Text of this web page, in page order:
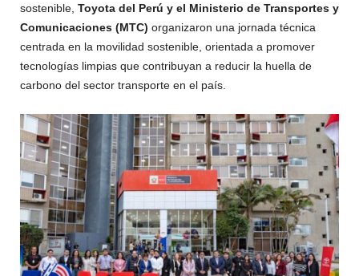
sostenible, Toyota del Perú y el Ministerio de Transportes y
Comunicaciones (MTC) organizaron una jornada técnica
centrada en la movilidad sostenible, orientada a promover
tecnologías limpias que contribuyan a reducir la huella de
carbono del sector transporte en el país.